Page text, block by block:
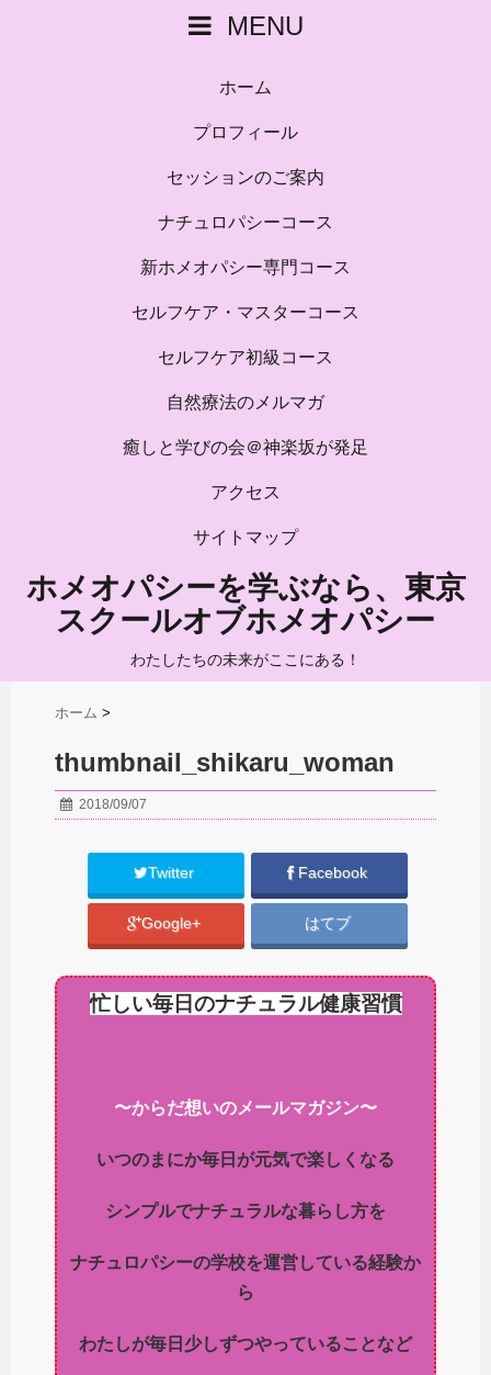
MENU
ホーム
プロフィール
セッションのご案内
ナチュロパシーコース
新ホメオパシー専門コース
セルフケア・マスターコース
セルフケア初級コース
自然療法のメルマガ
癒しと学びの会＠神楽坂が発足
アクセス
サイトマップ
ホメオパシーを学ぶなら、東京
スクールオブホメオパシー
わたしたちの未来がここにある！
ホーム >
thumbnail_shikaru_woman
2018/09/07
Twitter Facebook
Google+ はてブ
忙しい毎日のナチュラル健康習慣
〜からだ想いのメールマガジン〜
いつのまにか毎日が元気で楽しくなる
シンプルでナチュラルな暮らし方を
ナチュロパシーの学校を運営している経験か
ら
わたしが毎日少しずつやっていることなど